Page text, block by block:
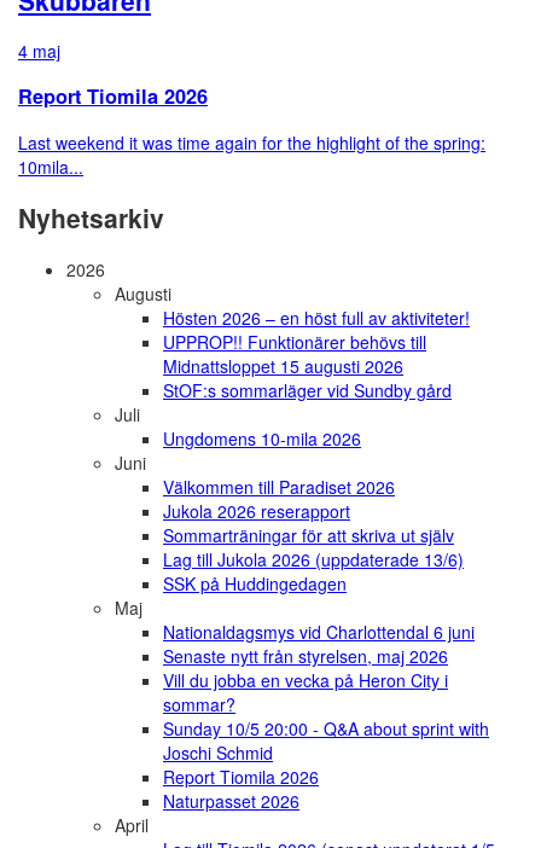
4 maj
Report Tiomila 2026
Last weekend it was time again for the highlight of the spring:
10mila...
Nyhetsarkiv
2026
Augusti
Hösten 2026 – en höst full av aktiviteter!
UPPROP!! Funktionärer behövs till
Midnattsloppet 15 augusti 2026
StOF:s sommarläger vid Sundby gård
Juli
Ungdomens 10-mila 2026
Juni
Välkommen till Paradiset 2026
Jukola 2026 reserapport
Sommarträningar för att skriva ut själv
Lag till Jukola 2026 (uppdaterade 13/6)
SSK på Huddingedagen
Maj
Nationaldagsmys vid Charlottendal 6 juni
Senaste nytt från styrelsen, maj 2026
Vill du jobba en vecka på Heron City i
sommar?
Sunday 10/5 20:00 - Q&A about sprint with
Joschi Schmid
Report Tiomila 2026
Naturpasset 2026
April